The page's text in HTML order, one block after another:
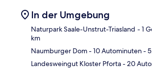
In der Umgebung
Naturpark Saale-Unstrut-Triasland - 1
km
Naumburger Dom- 10 Autominuten-
Landesweingut Kloster Pforta- 20